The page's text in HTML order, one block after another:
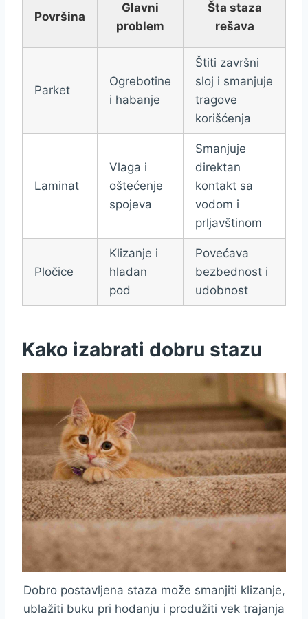
Površina
Glavni
problem
Šta staza
rešava
Parket
Ogrebotine
i habanje
Štiti završni
sloj i smanjuje
tragove
korišćenja
Laminat
Vlaga i
oštećenje
spojeva
Smanjuje
direktan
kontakt sa
vodom i
prljavštinom
Pločice
Klizanje i
hladan
pod
Povećava
bezbednost i
udobnost
Kako izabrati dobru stazu
Dobro postavljena staza može smanjiti klizanje,
ublažiti buku pri hodanju i produžiti vek trajanja